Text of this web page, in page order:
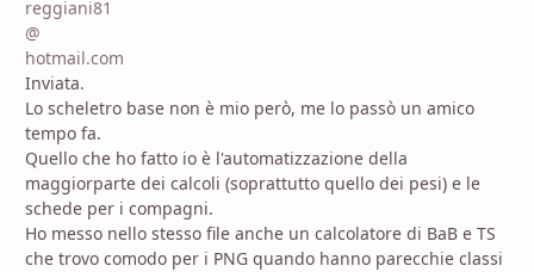
reggiani81
@
hotmail.com
Inviata.
Lo scheletro base non è mio però, me lo passò un amico
tempo fa.
Quello che ho fatto io è l'automatizzazione della
maggiorparte dei calcoli (soprattutto quello dei pesi) e le
schede per i compagni.
Ho messo nello stesso file anche un calcolatore di BaB e TS
che trovo comodo per i PNG quando hanno parecchie classi